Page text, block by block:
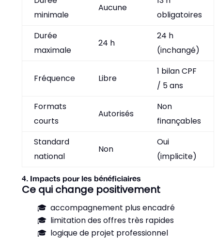
minimale
Aucune
obligatoires
Durée
maximale
24 h
24 h
(inchangé)
Fréquence Libre
1 bilan CPF
/ 5 ans
Formats
courts
Autorisés
Non
finançables
Standard
national
Non
Oui
(implicite)
4. Impacts pour les bénéficiaires
Ce qui change positivement
accompagnement plus encadré
limitation des offres très rapides
logique de projet professionnel